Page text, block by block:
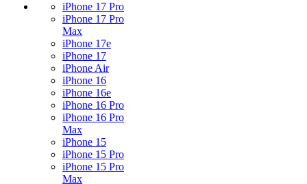
iPhone 17 Pro
iPhone 17 Pro
Max
iPhone 17e
iPhone 17
iPhone Air
iPhone 16
iPhone 16e
iPhone 16 Pro
iPhone 16 Pro
Max
iPhone 15
iPhone 15 Pro
iPhone 15 Pro
Max